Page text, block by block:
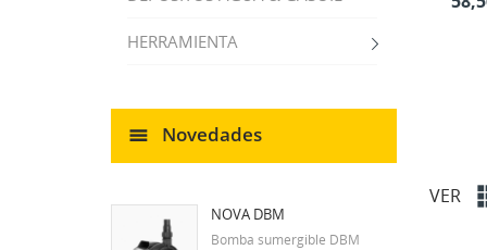
HERRAMIENTA
Novedades
NOVA DBM
Bomba sumergible DBM
VER